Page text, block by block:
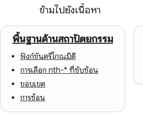
ข้ามไปยังเนื้อหา
พื้นฐานด้านสถาปัตยกรรม
ฟังก์ชันตรีโกณมิติ
การเลือก nth-* ที่ซับซ้อน
ขอบเขต
การซ้อน